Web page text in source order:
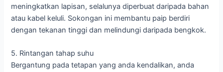
meningkatkan lapisan, selalunya diperbuat daripada bahan
atau kabel keluli. Sokongan ini membantu paip berdiri
dengan tekanan tinggi dan melindungi daripada bengkok.
5. Rintangan tahap suhu
Bergantung pada tetapan yang anda kendalikan, anda